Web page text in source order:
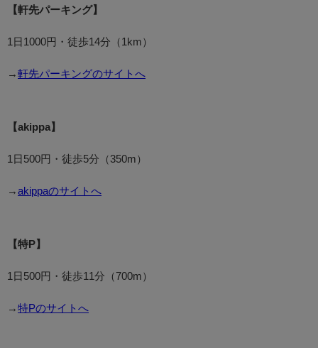
【軒先パーキング】
1日1000円・徒歩14分（1km）
→ 軒先パーキングのサイトへ
【akippa】
1日500円・徒歩5分（350m）
→ akippaのサイトへ
【特P】
1日500円・徒歩11分（700m）
→ 特Pのサイトへ